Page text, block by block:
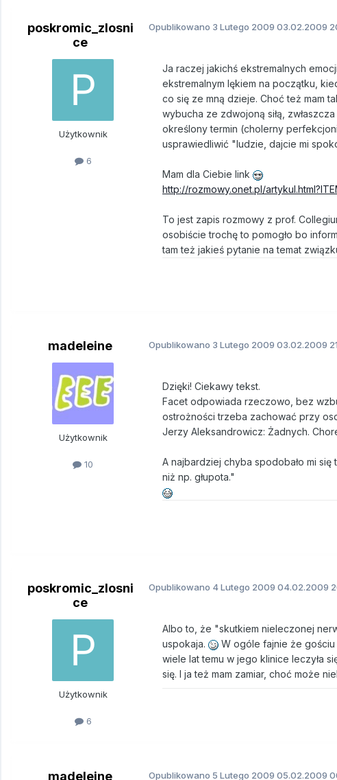
poskromic_zlosni
ce
Użytkownik
6
Opublikowano 3 Lutego 2009 03.02.2009
Ja raczej jakichś ekstremalnych
ekstremalnym lękiem na początku,
co się ze mną dzieje. Choć też mam
wybucha ze zdwojoną siłą,
określony termin (cholerny
usprawiedliwić "ludzie, dajcie mi
Mam dla Ciebie link
http://rozmowy.onet.pl/
To jest zapis rozmowy z prof.
osobiście trochę to pomogło bo
tam też jakieś pytanie na temat
madeleine
Użytkownik
10
Opublikowano 3 Lutego 2009 03.02.2009
Dzięki! Ciekawy tekst.
Facet odpowiada rzeczowo, bez
ostrożności trzeba zachować przy
Jerzy Aleksandrowicz: Żadnych.
A najbardziej chyba spodobało mi
niż np. głupota."
poskromic_zlosni
ce
Użytkownik
6
Opublikowano 4 Lutego 2009 04.02.2009
Albo to, że "skutkiem nieleczonej
uspokaja.
W ogóle fajnie że
wiele lat temu w jego klinice leczyła
się. I ja też mam zamiar, choć może
madeleine Opublikowano 5 Lutego 2009 05.02.2009